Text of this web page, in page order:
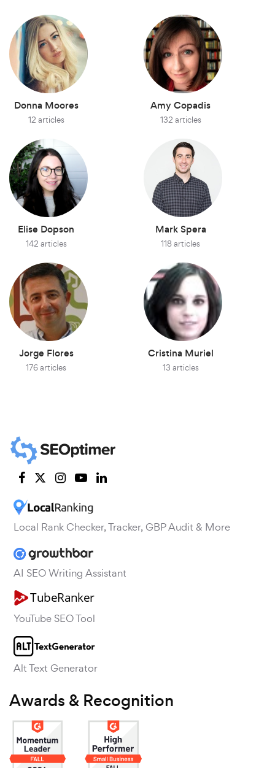
Donna Moores
12 articles
Amy Copadis
132 articles
Elise Dopson
142 articles
Mark Spera
118 articles
Jorge Flores
176 articles
Cristina Muriel
13 articles
Local Rank Checker, Tracker, GBP Audit & More
AI SEO Writing Assistant
YouTube SEO Tool
Alt Text Generator
Awards & Recognition